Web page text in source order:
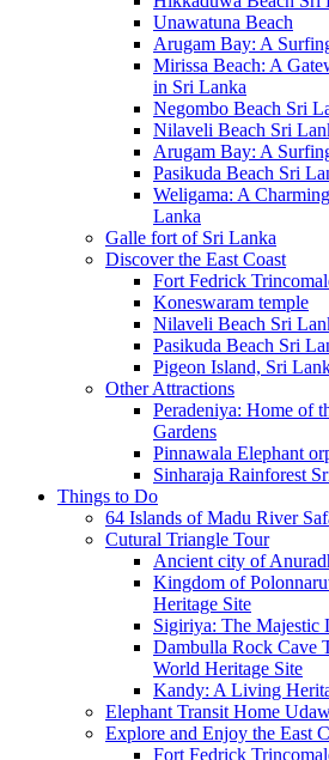
Unawatuna Beach
Arugam Bay: A
Mirissa Beach: A
in Sri Lanka
Negombo Beach Sri
Nilaveli Beach Sri
Arugam Bay: A
Pasikuda Beach Sri
Weligama: A
Lanka
Galle fort of Sri Lanka
Discover the East Coast
Fort Fedrick
Koneswaram temple
Nilaveli Beach Sri
Pasikuda Beach Sri
Pigeon Island, Sri
Other Attractions
Peradeniya: Home of
Gardens
Pinnawala Elephant
Sinharaja Rainforest
Things to Do
64 Islands of Madu River
Cutural Triangle Tour
Ancient city of
Kingdom of
Heritage Site
Sigiriya: The Majestic
Dambulla Rock Cave
World Heritage Site
Kandy: A Living
Elephant Transit Home
Explore and Enjoy the East
Fort Fedrick